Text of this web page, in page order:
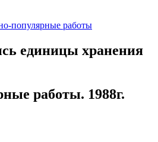
популярные работы
единицы хранения
работы. 1988г.